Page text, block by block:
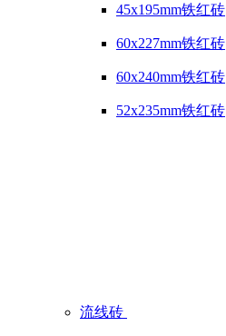
45x195mm铁红砖
60x227mm铁红砖
60x240mm铁红砖
52x235mm铁红砖
流线砖